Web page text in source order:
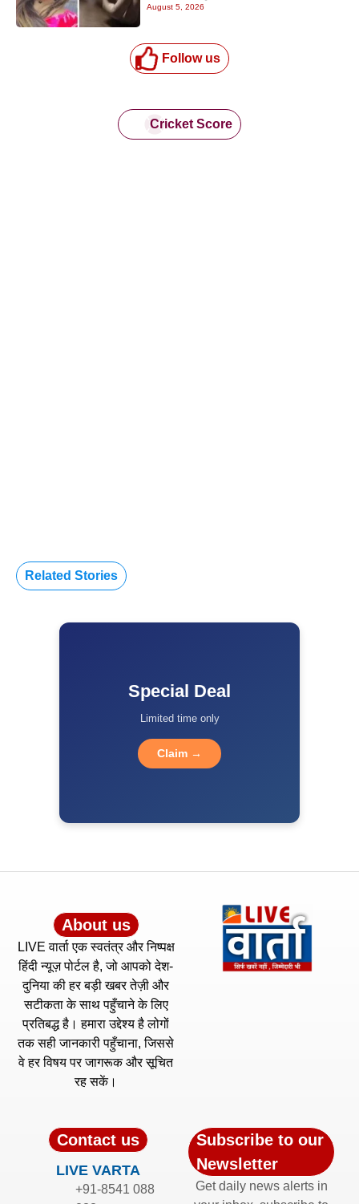
August 5, 2026
Follow us
Cricket Score
Related Stories
Special Deal
Limited time only
Claim →
About us
LIVE वार्ता एक स्वतंत्र और निष्पक्ष
हिंदी न्यूज़ पोर्टल है, जो आपको देश-
दुनिया की हर बड़ी खबर तेज़ी और
सटीकता के साथ पहुँचाने के लिए
प्रतिबद्ध है। हमारा उद्देश्य है लोगों
तक सही जानकारी पहुँचाना, जिससे
वे हर विषय पर जागरूक और सूचित
रह सकें।
Contact us
LIVE VARTA
+91-8541 088
Subscribe to our
Newsletter
Get daily news alerts in